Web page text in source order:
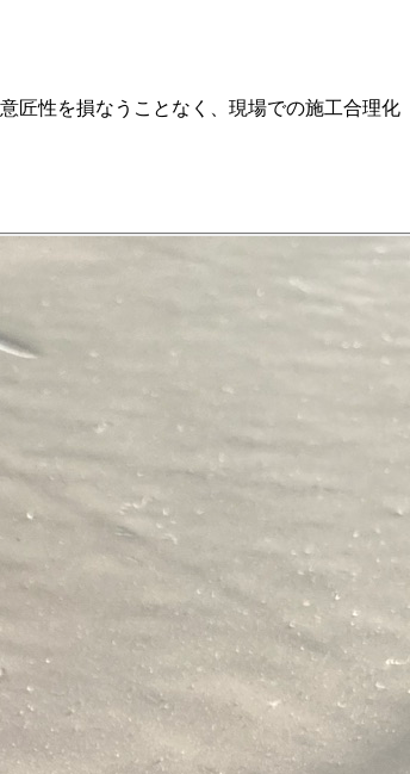
匠性を損なうことなく、現場での施工合理化